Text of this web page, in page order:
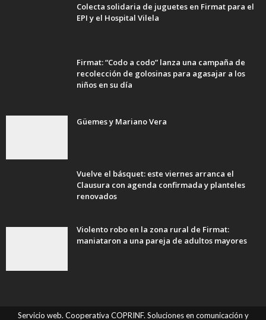
Colecta solidaria de juguetes en Firmat para el
EPI y el Hospital Vilela
Firmat: “Codo a codo” lanza una campaña de
recolección de golosinas para agasajar a los
niños en su día
Güemes y Mariano Vera
Vuelve el básquet: este viernes arranca el
Clausura con agenda confirmada y planteles
renovados
Violento robo en la zona rural de Firmat:
maniataron a una pareja de adultos mayores
Servicio web. Cooperativa COPRINF. Soluciones en comunicación y